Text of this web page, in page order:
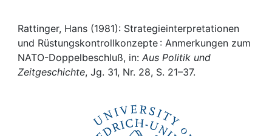
Awards
My FIS
Rattinger, Hans (1981): Strategieinterpretationen
und Rüstungskontrollkonzepte : Anmerkungen zum
NATO-Doppelbeschluß, in: Aus Politik und
Zeitgeschichte, Jg. 31, Nr. 28, S. 21–37.